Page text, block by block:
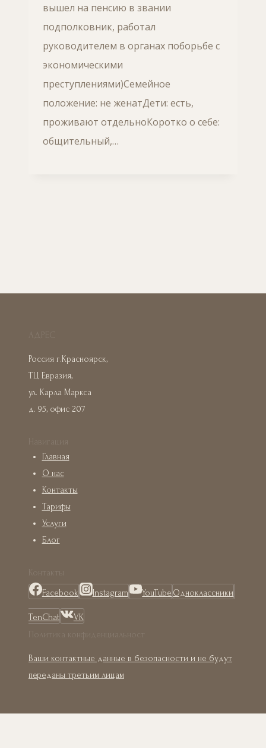
вышел на пенсию в звании
подполковник, работал
руководителем в органах поборьбе с
экономическими
преступлениями)Семейное
положение: не женатДети: есть,
проживают отдельноКоротко о себе:
общительный,…
Россия г.Красноярск,
ТЦ Евразия,
ул. Карла Маркса
д. 95, офис 207
Навигация
Главная
О нас
Контакты
Тарифы
Услуги
Блог
Контакты
Facebook
Instagram YouTube Одноклассники
TenChat
VK
Политика конфиденциальност
Ваши контактные данные в безопасности и не будут
переданы третьим лицам